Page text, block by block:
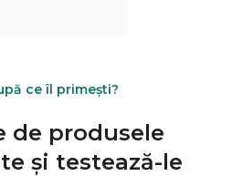
ce îl primești?
de produsele
și testează-le